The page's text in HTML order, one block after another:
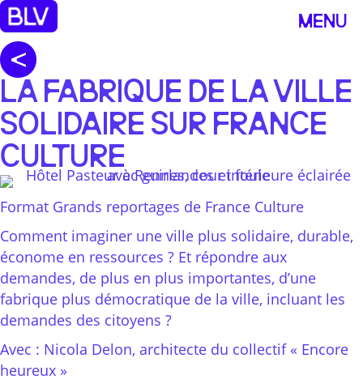
MENU
LA FABRIQUE DE LA VILLE
SOLIDAIRE SUR FRANCE
CULTURE
Format Grands reportages de France Culture
Comment imaginer une ville plus solidaire, durable,
économe en ressources ? Et répondre aux
demandes, de plus en plus importantes, d’une
fabrique plus démocratique de la ville, incluant les
demandes des citoyens ?
Avec : Nicola Delon, architecte du collectif « Encore
heureux »